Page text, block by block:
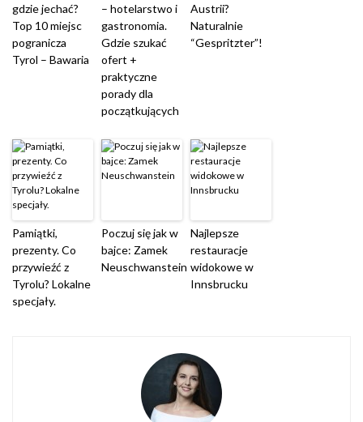
gdzie jechać?
Top 10 miejsc
pogranicza
Tyrol – Bawaria
– hotelarstwo i
gastronomia.
Gdzie szukać
ofert +
praktyczne
porady dla
początkujących
Austrii?
Naturalnie
“Gespritzter”!
Pamiątki,
prezenty. Co
przywieźć z
Tyrolu? Lokalne
specjały.
Poczuj się jak w
bajce: Zamek
Neuschwanstein
Najlepsze
restauracje
widokowe w
Innsbrucku